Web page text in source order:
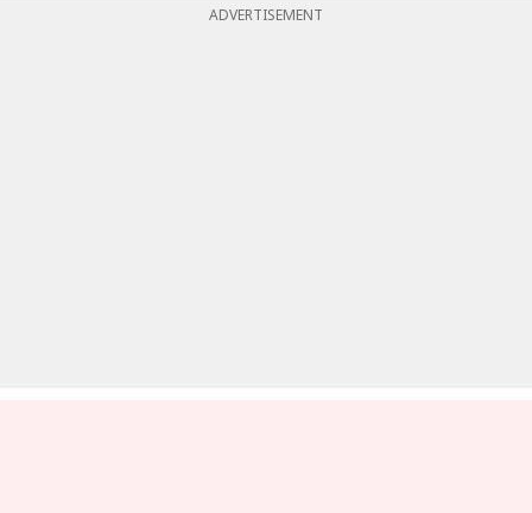
ADVERTISEMENT